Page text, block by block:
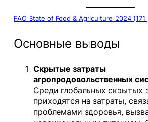
FAO_State of Food & Agriculture_2024 (171
Основные выводы
Скрытые затраты
агропродовольственных
Среди глобальных скрытых
приходятся на затраты,
проблемами здоровья,